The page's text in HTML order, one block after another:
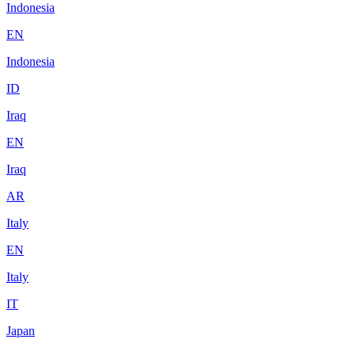
Indonesia
EN
Indonesia
ID
Iraq
EN
Iraq
AR
Italy
EN
Italy
IT
Japan